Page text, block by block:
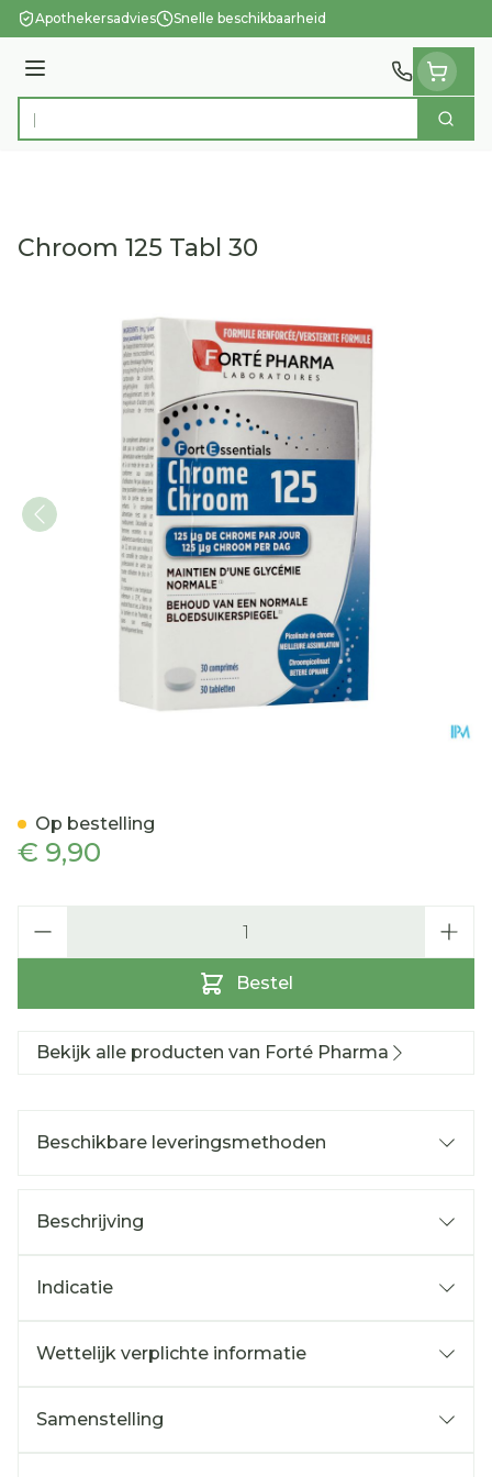
Ga naar de inhoud
Apothekersadvies Snelle beschikbaarheid
Menu
Product, merk, categorie... Zoek
Chroom 125 Tabl 30
€ 9,90
Bestel
Op bestelling
Bekijk alle producten van Forté Pharma
Beschikbare leveringsmethoden
Beschrijving
Indicatie
Wettelijk verplichte informatie
Samenstelling